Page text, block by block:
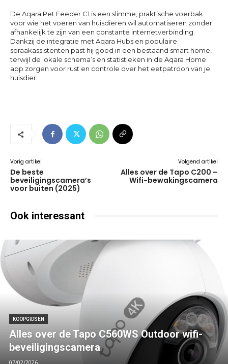
De Aqara Pet Feeder C1 is een slimme, praktische voerbak
voor wie het voeren van huisdieren wil automatiseren zonder
afhankelijk te zijn van een constante internetverbinding.
Dankzij de integratie met Aqara Hubs en populaire
spraakassistenten past hij goed in een bestaand smart home,
terwijl de lokale schema’s en statistieken in de Aqara Home
app zorgen voor rust en controle over het eetpatroon van je
huisdier.
Vorig artikel
De beste
beveiligingscamera’s
voor buiten (2025)
Volgend artikel
Alles over de Tapo C200 –
Wifi-bewakingscamera
Ook interessant
KOOPGIDSEN
Alles over de Tapo C560WS Outdoor wifi-
beveiligingscamera
07/02/2026